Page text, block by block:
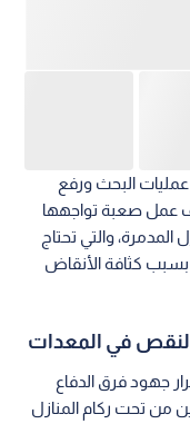
البحث ورفع
عمل صعبة تواجهها
المدمرة، والتي تحتاج
كثافة الأنقاض
في المعدات
جهود فرق الدفاع
من تحت ركام المنازل